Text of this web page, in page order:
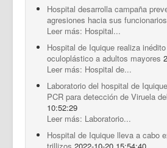
Hospital desarrolla campaña
agresiones hacia sus funcionarios
Leer más: Hospital...
Hospital de Iquique realiza
oculoplástico a adultos mayores
Leer más: Hospital de...
Laboratorio del hospital de
PCR para detección de Viruela
10:52:29
Leer más: Laboratorio...
Hospital de Iquique lleva a cabo